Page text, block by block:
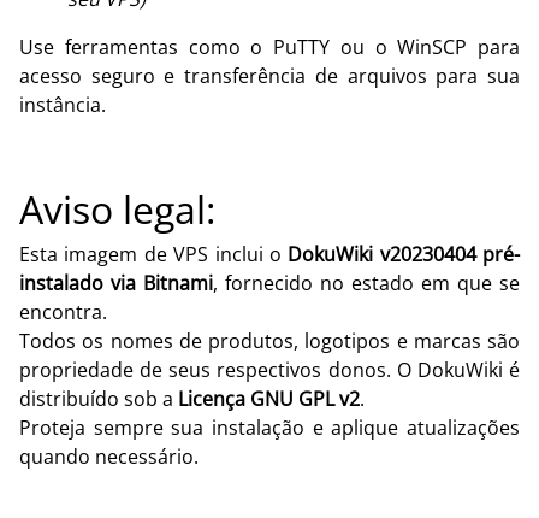
Use ferramentas como o PuTTY ou o WinSCP para
acesso seguro e transferência de arquivos para sua
instância.
Aviso legal:
Esta imagem de VPS inclui o DokuWiki v20230404 pré-
instalado via Bitnami, fornecido no estado em que se
encontra.
Todos os nomes de produtos, logotipos e marcas são
propriedade de seus respectivos donos. O DokuWiki é
distribuído sob a Licença GNU GPL v2.
Proteja sempre sua instalação e aplique atualizações
quando necessário.